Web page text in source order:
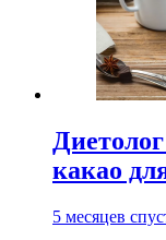
какао
5 месяцев